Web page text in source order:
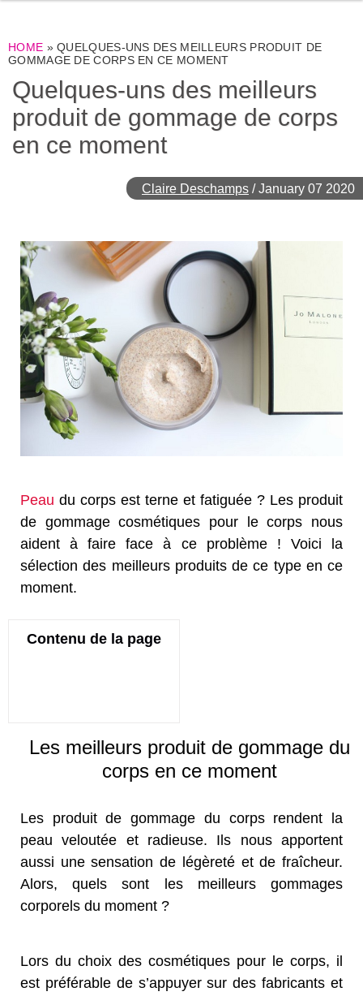
HOME »QUELQUES-UNS DES MEILLEURS PRODUIT DE
GOMMAGE DE CORPS EN CE MOMENT
Quelques-uns des meilleurs
produit de gommage de corps
en ce moment
Claire Deschamps /January 07 2020
Peau du corps est terne et fatiguée ? Les produit
de gommage cosmétiques pour le corps nous
aident à faire face à ce problème ! Voici la
sélection des meilleurs produits de ce type en ce
moment.
Contenu de la page
Les meilleurs produit de gommage du
corps en ce moment
Les produit de gommage du corps rendent la
peau veloutée et radieuse. Ils nous apportent
aussi une sensation de légèreté et de fraîcheur.
Alors, quels sont les meilleurs gommages
corporels du moment ?
Lors du choix des cosmétiques pour le corps, il
est préférable de s’appuyer sur des fabricants et